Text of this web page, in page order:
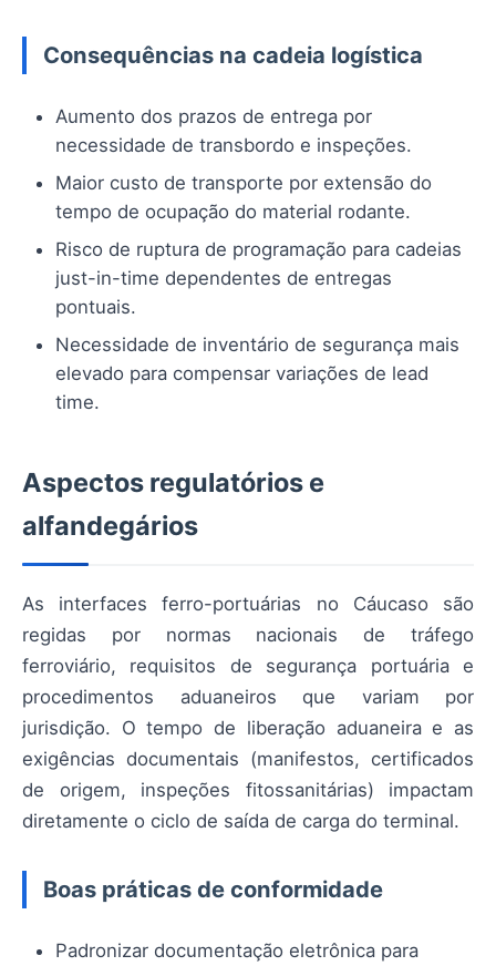
Consequências na cadeia logística
Aumento dos prazos de entrega por
necessidade de transbordo e inspeções.
Maior custo de transporte por extensão do
tempo de ocupação do material rodante.
Risco de ruptura de programação para cadeias
just-in-time dependentes de entregas
pontuais.
Necessidade de inventário de segurança mais
elevado para compensar variações de lead
time.
Aspectos regulatórios e
alfandegários
As interfaces ferro-portuárias no Cáucaso são
regidas por normas nacionais de tráfego
ferroviário, requisitos de segurança portuária e
procedimentos aduaneiros que variam por
jurisdição. O tempo de liberação aduaneira e as
exigências documentais (manifestos, certificados
de origem, inspeções fitossanitárias) impactam
diretamente o ciclo de saída de carga do terminal.
Boas práticas de conformidade
Padronizar documentação eletrônica para